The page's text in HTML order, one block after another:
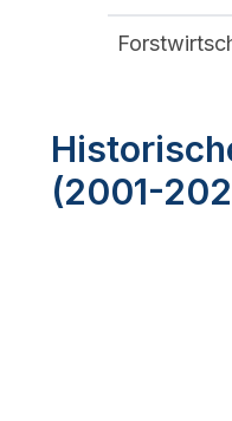
(2001-